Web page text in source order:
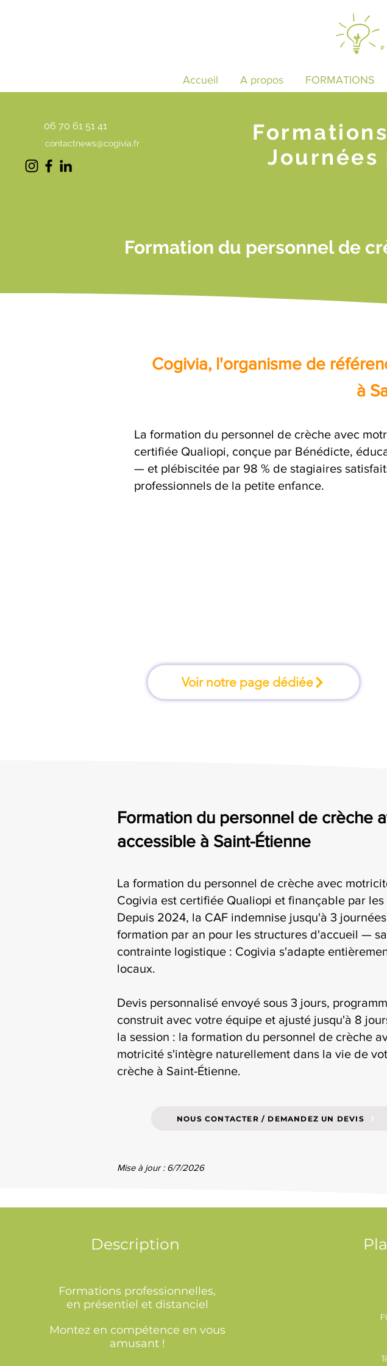
Accueil A propos FORMATIONS
06 70 61 51 41
contactnews@cogivia.fr
Journées
Formation du personnel de
Cogivia, l'organisme de
à
La formation du personnel de crèche avec
certifiée Qualiopi, conçue par Bénédicte,
— et plébiscitée par 98 % de stagiaires
professionnels de la petite enfance.
Voir notre page dédiée
Formation du personnel de crèche
accessible à Saint-Étienne
La formation du personnel de crèche avec
Cogivia est certifiée Qualiopi et finançable par les
Depuis 2024, la CAF indemnise jusqu'à 3
formation par an pour les structures d'accueil —
contrainte logistique : Cogivia s'adapte
locaux.
Devis personnalisé envoyé sous 3 jours,
construit avec votre équipe et ajusté jusqu'à 8
la session : la formation du personnel de crèche
motricité s'intègre naturellement dans la vie de
crèche à Saint-Étienne.
NOUS CONTACTER / DEMANDEZ UN DEVIS
Mise à jour : 6/7/2026
Description
Formations professionnelles,
en présentiel et distanciel
Montez en compétence en vous
amusant !